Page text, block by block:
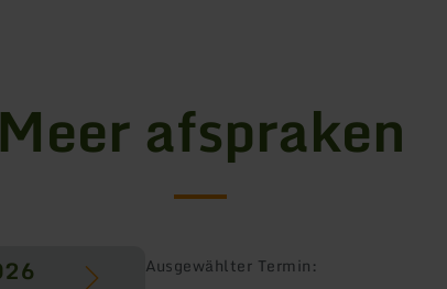
Meer afspraken
Ausgewählter Termin: